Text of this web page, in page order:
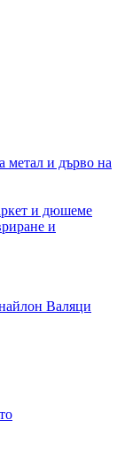
метал и дърво на
и дюшеме
и
Валяци